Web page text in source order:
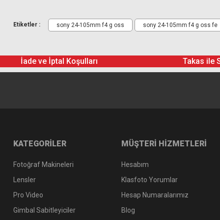
Sony ALC-R1EM Rear Lens Cap
Etiketler : sony 24-105mm f4 g oss sony 24-105mm f4 g oss fe
İade ve İptal Koşulları Takas ile
KATEGORİLER
Fotoğraf Makineleri
Lensler
Pro Video
Gimbal Sabitleyiciler
MÜŞTERİ HİZMETLERİ
Hesabım
Klasfoto Yorumlar
Hesap Numaralarımız
Blog